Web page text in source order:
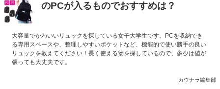
のPCが入るものでおすすめは？
大容量でかわいいリュックを探している女子大学生です。PCを収納でき
る専用スペースや、整理しやすいポケットなど、機能的で使い勝手の良い
リュックを教えてください！長く使える物を探しているので、多少は値が
張っても大丈夫です。
カウナラ編集部